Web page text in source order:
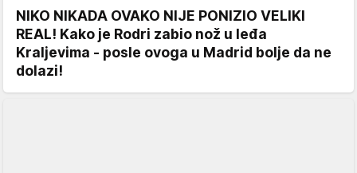
NIKO NIKADA OVAKO NIJE PONIZIO VELIKI
REAL! Kako je Rodri zabio nož u leđa
Kraljevima - posle ovoga u Madrid bolje da ne
dolazi!